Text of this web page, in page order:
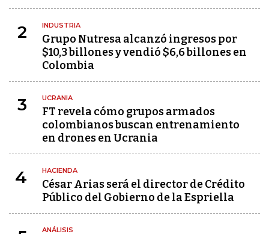
2 INDUSTRIA
Grupo Nutresa alcanzó ingresos por
$10,3 billones y vendió $6,6 billones en
Colombia
3 UCRANIA
FT revela cómo grupos armados
colombianos buscan entrenamiento
en drones en Ucrania
4 HACIENDA
César Arias será el director de Crédito
Público del Gobierno de la Espriella
ANÁLISIS